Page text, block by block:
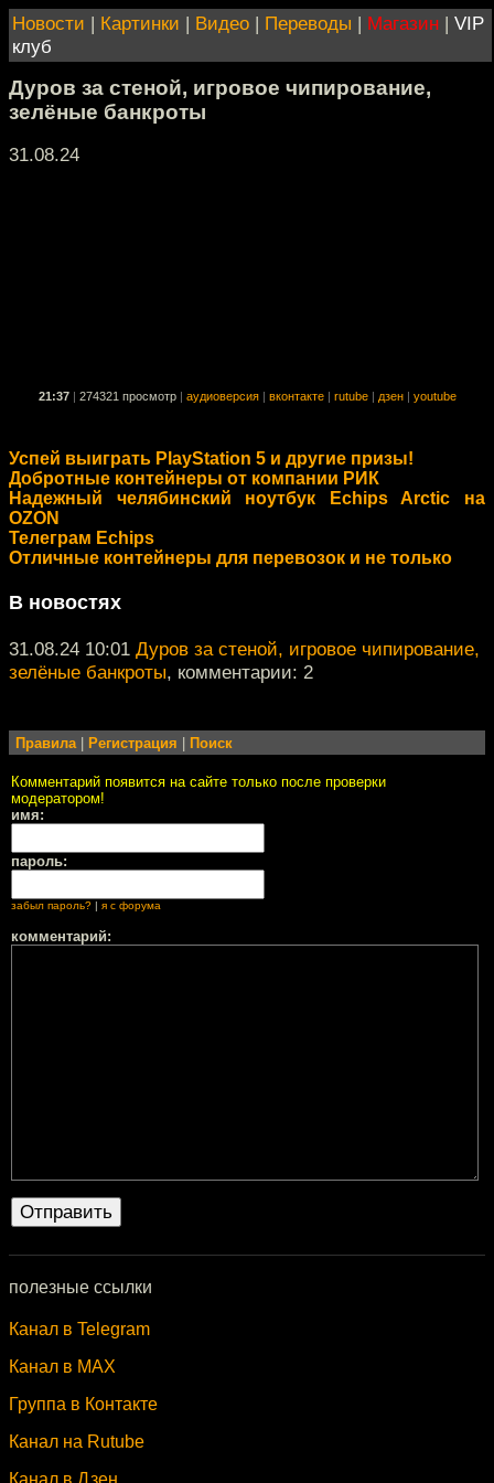
Новости | Картинки | Видео | Переводы | Магазин | VIP
клуб
Дуров за стеной, игровое чипирование,
зелёные банкроты
31.08.24
21:37 274321 просмотр аудиоверсия вконтакте rutube дзен youtube
Успей выиграть PlayStation 5 и другие призы!
Добротные контейнеры от компании РИК
Надежный челябинский ноутбук Echips Arctic на
OZON
Телеграм Echips
Отличные контейнеры для перевозок и не только
В новостях
31.08.24 10:01 Дуров за стеной, игровое чипирование,
зелёные банкроты, комментарии: 2
Правила| Регистрация Поиск
Комментарий появится на сайте только после проверки
модератором!
имя:
пароль:
забыл пароль? я с форума
комментарий:
полезные ссылки
Канал в Telegram
Канал в MAX
Группа в Контакте
Канал на Rutube